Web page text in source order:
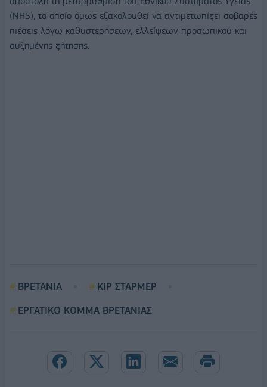
(NHS), το οποίο όμως εξακολουθεί να αντιμετωπίζει σοβαρές
πιέσεις λόγω καθυστερήσεων, ελλείψεων προσωπικού και
αυξημένης ζήτησης.
ΒΡΕΤΑΝΙΑ
ΚΙΡ ΣΤΑΡΜΕΡ
ΕΡΓΑΤΙΚΟ ΚΟΜΜΑ ΒΡΕΤΑΝΙΑΣ